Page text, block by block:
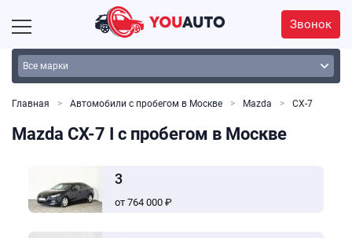
Звонок
Главная Автомобили с пробегом в Москве Mazda CX-7
Mazda CX-7 I с пробегом в Москве
3
от 764 000 ₽